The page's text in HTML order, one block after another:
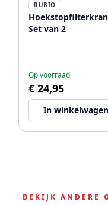
RUBIO
Set van 2
Op voorraad
€ 24,95
In winkelwagen
BEKIJK ANDERE